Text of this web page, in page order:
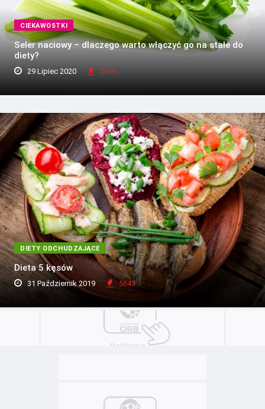
CIEKAWOSTKI
Seler naciowy – dlaczego warto włączyć go na stałe do
diety?
29 Lipiec 2020 2609
DIETY ODCHUDZAJĄCE
Dieta 5 kęsów
31 Październik 2019 5643